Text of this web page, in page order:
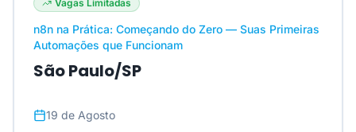
Vagas Limitadas
n8n na Prática: Começando do Zero — Suas Primeiras
Automações que Funcionam
São Paulo/SP
19 de Agosto